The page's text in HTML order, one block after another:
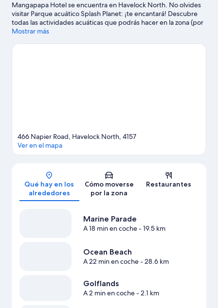
Mangapapa Hotel se encuentra en Havelock North. No olvides
visitar Parque acuático Splash Planet: ¡te encantará! Descubre
todas las actividades acuáticas que podrás hacer en la zona (por
ejemplo, pesca); además, tendrás ocasión de disfrutar de la
ciclismo de montaña, la equitación o las rutas a pie o en bicicleta.
Mostrar más
Mapa
466 Napier Road, Havelock North, 4157
Ver en el mapa
Qué hay en los
alrededores
Cómo moverse
por la zona
Restaurantes
Marine Parade
A 18 min en coche- 19.5 km
Ocean Beach
A 22 min en coche- 28.6 km
Golflands
A 2 min en coche- 2.1 km